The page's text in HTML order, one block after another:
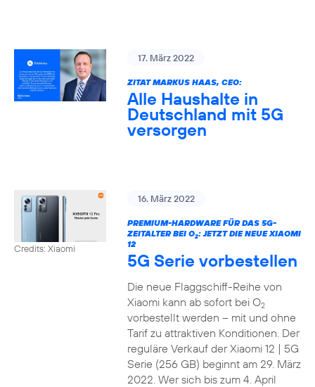
17. März 2022
ZITAT MARKUS HAAS, CEO:
Alle Haushalte in
Deutschland mit 5G
versorgen
Credits: Xiaomi
16. März 2022
PREMIUM-HARDWARE FÜR DAS 5G-
ZEITALTER BEI O2: JETZT DIE NEUE XIAOMI
12
5G Serie vorbestellen
Die neue Flaggschiff-Reihe von
Xiaomi kann ab sofort bei O2
vorbestellt werden – mit und ohne
Tarif zu attraktiven Konditionen. Der
reguläre Verkauf der Xiaomi 12 | 5G
Serie (256 GB) beginnt am 29. März
2022. Wer sich bis zum 4. April